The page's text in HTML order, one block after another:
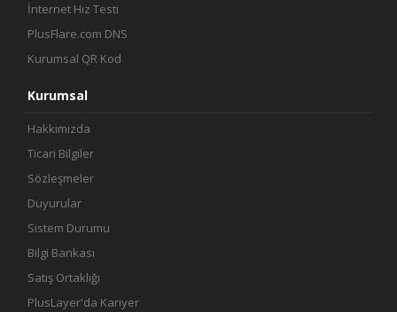
İnternet Hız Testi
PlusFlare.com DNS
Kurumsal QR Kod
Kurumsal
Hakkımızda
Ticari Bilgiler
Sözleşmeler
Duyurular
Sistem Durumu
Bilgi Bankası
Satış Ortaklığı
PlusLayer'da Kariyer